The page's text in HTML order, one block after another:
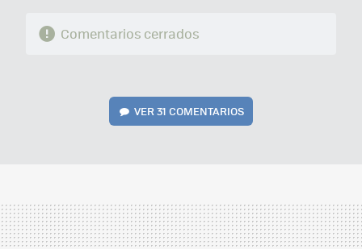
Comentarios cerrados
VER31 COMENTARIOS